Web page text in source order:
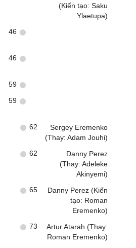
(Kiến tạo: Saku
Ylaetupa)
46
46
59
59
Sergey Eremenko
(Thay: Adam Jouhi)
62
Danny Perez
(Thay: Adeleke
Akinyemi)
62
Danny Perez (Kiến
tạo: Roman
Eremenko)
65
Artur Atarah (Thay:
Roman Eremenko)
73